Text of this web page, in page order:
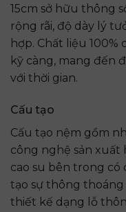
15cm sở hữu thông
rộng rãi, độ dày lý
hợp. Chất liệu
kỹ càng, mang đến
với thời gian.
Cấu tạo
Cấu tạo nệm gồm
công nghệ sản xuất
cao su bên trong
tạo sự thông
thiết kế dạng lỗ